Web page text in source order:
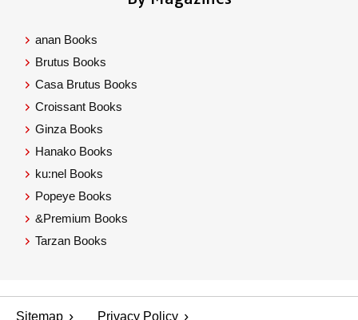
anan Books
Brutus Books
Casa Brutus Books
Croissant Books
Ginza Books
Hanako Books
ku:nel Books
Popeye Books
&Premium Books
Tarzan Books
Sitemap Privacy Policy